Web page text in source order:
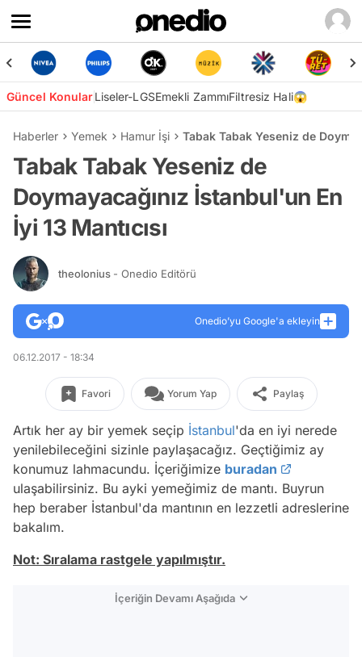
Güncel KonularLiseler-LGSEmekli ZammıFiltresiz Hali😱
Haberler Yemek Hamur İşi Tabak Tabak Yeseniz de
Tabak Tabak Yeseniz de
Doymayacağınız İstanbul'un En
İyi 13 Mantıcısı
theolonius - Onedio Editörü
Onedio’yu Google'a ekleyin
06.12.2017 - 18:34
Favori Yorum Yap Paylaş
Artık her ay bir yemek seçip İstanbul'da en iyi nerede
yenilebileceğini sizinle paylaşacağız. Geçtiğimiz ay
konumuz lahmacundu. İçeriğimize buradan
ulaşabilirsiniz. Bu ayki yemeğimiz de mantı. Buyrun
hep beraber İstanbul'da mantının en lezzetli adreslerine
bakalım.
Not: Sıralama rastgele yapılmıştır.
İçeriğin Devamı Aşağıda